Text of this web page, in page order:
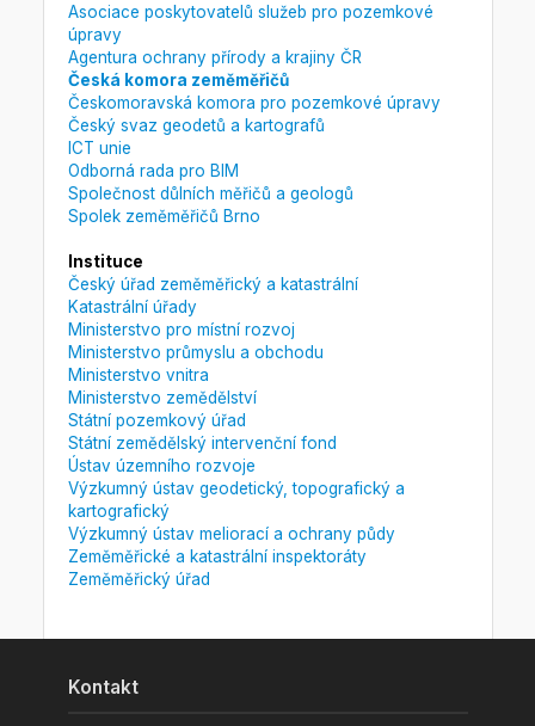
Asociace poskytovatelů služeb pro pozemkové
úpravy
Agentura ochrany přírody a krajiny ČR
Česká komora zeměměřičů
Českomoravská komora pro pozemkové úpravy
Český svaz geodetů a kartografů
ICT unie
Odborná rada pro BIM
Společnost důlních měřičů a geologů
Spolek zeměměřičů Brno
Instituce
Český úřad zeměměřický a katastrální
Katastrální úřady
Ministerstvo pro místní rozvoj
Ministerstvo průmyslu a obchodu
Ministerstvo vnitra
Ministerstvo zemědělství
Státní pozemkový úřad
Státní zemědělský intervenční fond
Ústav územního rozvoje
Výzkumný ústav geodetický, topografický a
kartografický
Výzkumný ústav meliorací a ochrany půdy
Zeměměřické a katastrální inspektoráty
Zeměměřický úřad
Kontakt